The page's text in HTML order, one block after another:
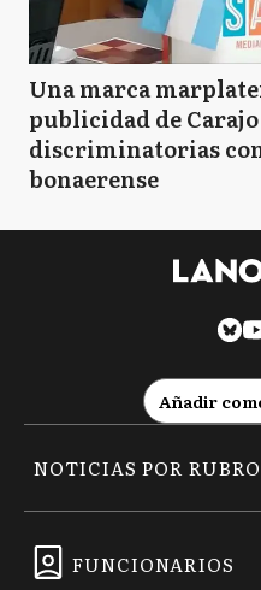
Una marca
publicidad de
discriminatorias
bonaerense
Añadir
FUNCIONARIOS
NOTICIAS POR RUBRO